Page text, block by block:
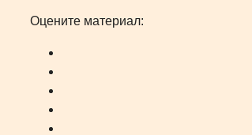
Оцените материал: